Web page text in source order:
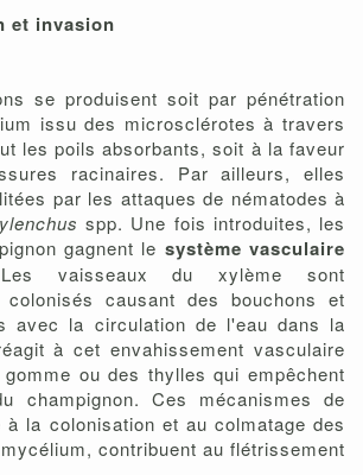
et invasion
se produisent soit par pénétration
issu des microsclérotes à travers
les poils absorbants, soit à la faveur
racinaires. Par ailleurs, elles
par les attaques de nématodes à
spp. Une fois introduites, les
gagnent le système vasculaire
es vaisseaux du xylème sont
colonisés causant des bouchons et
avec la circulation de l'eau dans la
à cet envahissement vasculaire
ou des thylles qui empêchent
champignon. Ces mécanismes de
à la colonisation et au colmatage des
contribuent au flétrissement